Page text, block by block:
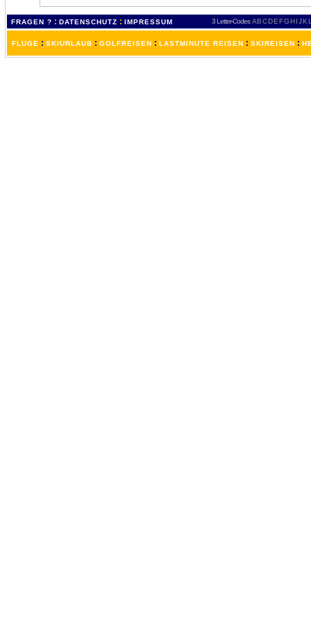
FRAGEN ? : DATENSCHUTZ : IMPRESSUM 3 Letter-Codes ABCDEFGH IJKL
FLÜGE : SKIURLAUB : GOLFREISEN : LASTMINUTE REISEN : SKIREISEN :